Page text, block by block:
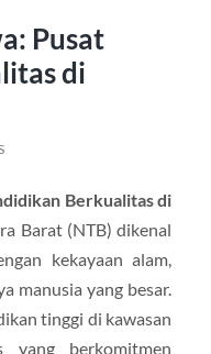
Pusat
di
Berkualitas di
Barat (NTB) dikenal
kekayaan alam,
manusia yang besar.
tinggi di kawasan
yang berkomitmen